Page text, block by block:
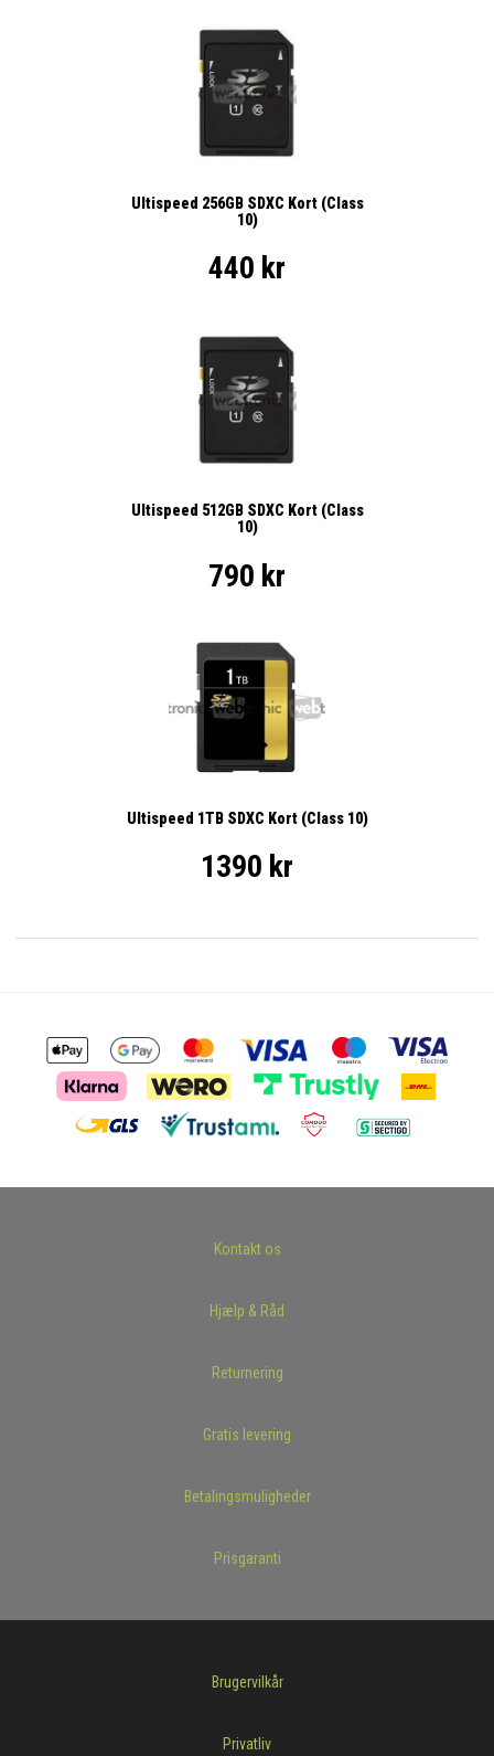
Ultispeed 256GB SDXC Kort (Class
10)
440 kr
Ultispeed 512GB SDXC Kort (Class
10)
790 kr
Ultispeed 1TB SDXC Kort (Class 10)
1390 kr
Kontakt os
Hjælp & Råd
Returnering
Gratis levering
Betalingsmuligheder
Prisgaranti
Brugervilkår
Privatliv